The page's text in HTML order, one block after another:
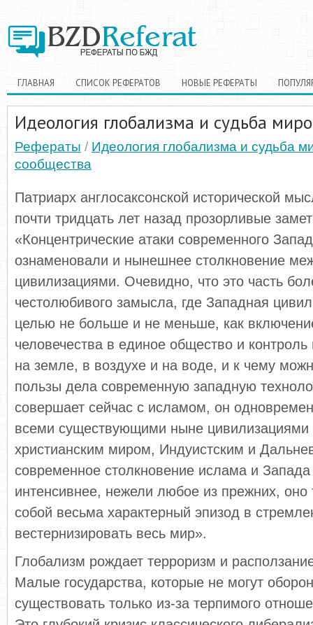
ГЛАВНАЯ СПИСОК РЕФЕРАТОВ НОВЫЕ РЕФЕРАТЫ
Идеология глобализма и судьба
Рефераты / Идеология глобализма и судьба
сообщества
Патриарх англосаксонской исторической
почти тридцать лет назад прозорливые
«Концентрические атаки современного
ознаменовали и нынешнее столкновение
цивилизациями. Очевидно, что это часть
честолюбивого замысла, где Западная
целью не больше и не меньше, как
человечества в единое общество и
на земле, в воздухе и на воде, и к чему
пользы дела современную западную
совершает сейчас с исламом, он
всеми существующими ныне цивилизациями
христианским миром, Индуистским и
современное столкновение ислама и Запада
интенсивнее, нежели любое из прежних, оно
собой весьма характерный эпизод в
вестернизировать весь мир».
Глобализм рождает терроризм и
Малые государства, которые не могут
существовать только из-за терпимого